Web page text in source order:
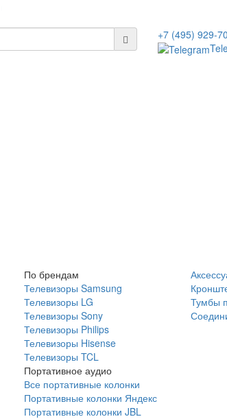
+7 (495) 929-
По брендам
Телевизоры Samsung
Телевизоры LG
Телевизоры Sony
Телевизоры Philips
Телевизоры Hisense
Телевизоры TCL
Портативное аудио
Все портативные колонки
Портативные колонки Яндекс
Портативные колонки JBL
Тумбы